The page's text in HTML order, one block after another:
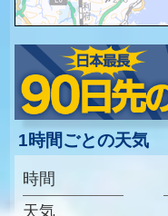
1時間ごとの天気
時間
天気